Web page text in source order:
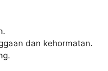
dan kehormatan.